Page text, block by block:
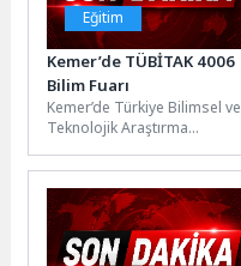
Eğitim
Kemer’de TÜBİTAK 4006
Bilim Fuarı
Kemer’de Türkiye Bilimsel ve
Teknolojik Araştırma
Bilim Fuarı
gerçekleştirildi. Kemer
Merkez Mesleki ve...